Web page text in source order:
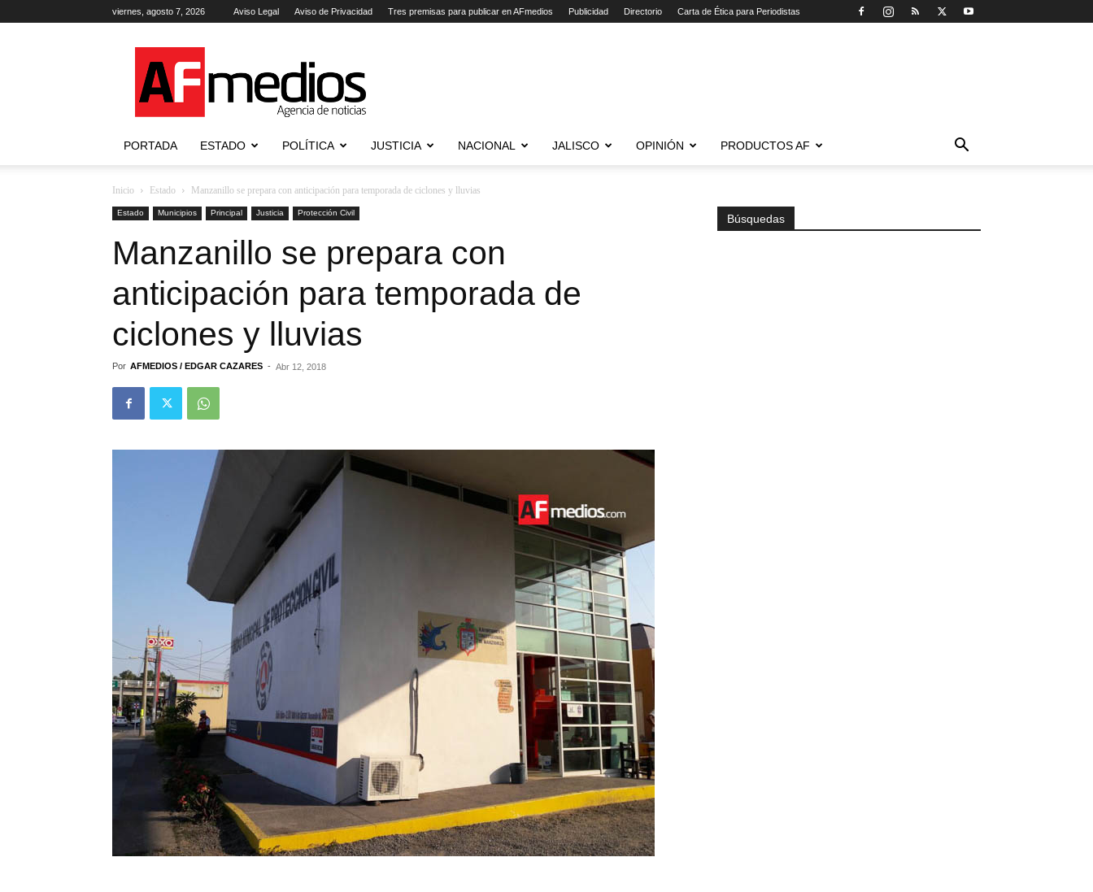
viernes, agosto 7, 2026 Aviso Legal Aviso de Privacidad Tres premisas para publicar en AFmedios Publicidad Directorio Carta de Ética para Periodistas
Agencia
de
Noticias
PORTADA ESTADO POLÍTICA JUSTICIA NACIONAL JALISCO OPINIÓN PRODUCTOS AF
Inicio Estado Manzanillo se prepara con anticipación para temporada de ciclones y lluvias
Estado Municipios Principal Justicia Protección Civil
Manzanillo se prepara con
anticipación para temporada de
ciclones y lluvias
Por AFMEDIOS / EDGAR CAZARES - Abr 12, 2018
Búsquedas